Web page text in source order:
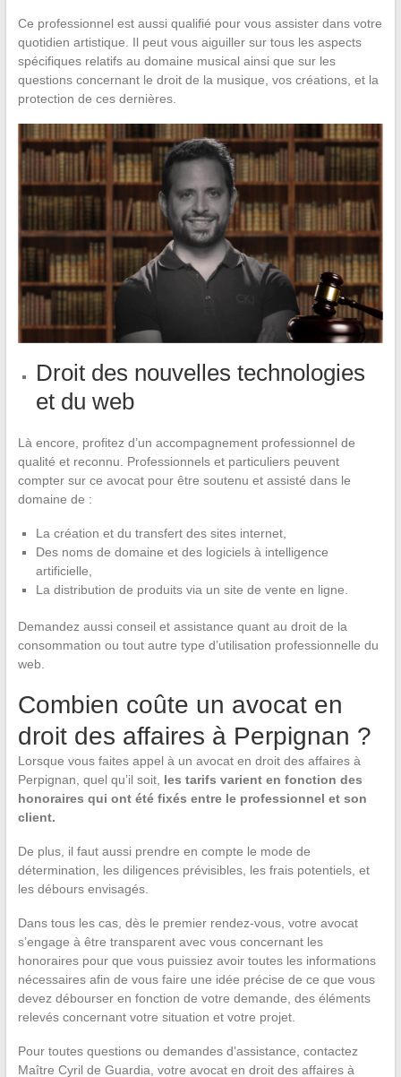
Ce professionnel est aussi qualifié pour vous assister dans votre
quotidien artistique. Il peut vous aiguiller sur tous les aspects
spécifiques relatifs au domaine musical ainsi que sur les
questions concernant le droit de la musique, vos créations, et la
protection de ces dernières.
Droit des nouvelles technologies
et du web
Là encore, profitez d’un accompagnement professionnel de
qualité et reconnu. Professionnels et particuliers peuvent
compter sur ce avocat pour être soutenu et assisté dans le
domaine de :
La création et du transfert des sites internet,
Des noms de domaine et des logiciels à intelligence
artificielle,
La distribution de produits via un site de vente en ligne.
Demandez aussi conseil et assistance quant au droit de la
consommation ou tout autre type d’utilisation professionnelle du
web.
Combien coûte un avocat en
droit des affaires à Perpignan ?
Lorsque vous faites appel à un avocat en droit des affaires à
Perpignan, quel qu’il soit, les tarifs varient en fonction des
honoraires qui ont été fixés entre le professionnel et son
client.
De plus, il faut aussi prendre en compte le mode de
détermination, les diligences prévisibles, les frais potentiels, et
les débours envisagés.
Dans tous les cas, dès le premier rendez-vous, votre avocat
s’engage à être transparent avec vous concernant les
honoraires pour que vous puissiez avoir toutes les informations
nécessaires afin de vous faire une idée précise de ce que vous
devez débourser en fonction de votre demande, des éléments
relevés concernant votre situation et votre projet.
Pour toutes questions ou demandes d’assistance, contactez
Maître Cyril de Guardia, votre avocat en droit des affaires à